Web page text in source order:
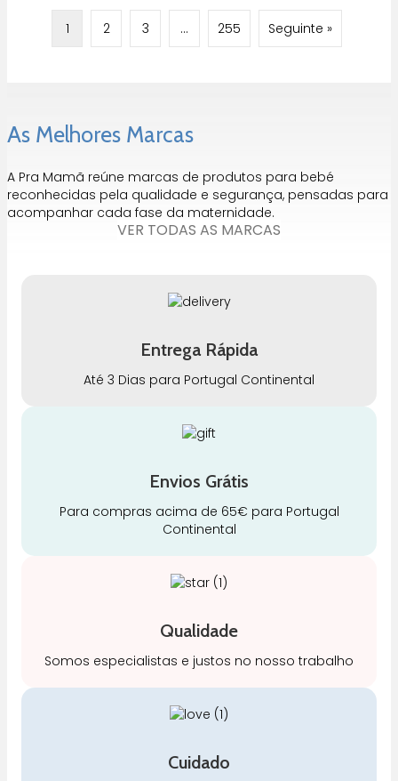
1 2 3 … 255 Seguinte »
As Melhores Marcas
A Pra Mamã reúne marcas de produtos para bebé
reconhecidas pela qualidade e segurança, pensadas para
acompanhar cada fase da maternidade.
VER TODAS AS MARCAS
Entrega Rápida
Até 3 Dias para Portugal Continental
Envios Grátis
Para compras acima de 65€ para Portugal
Continental
Qualidade
Somos especialistas e justos no nosso trabalho
Cuidado